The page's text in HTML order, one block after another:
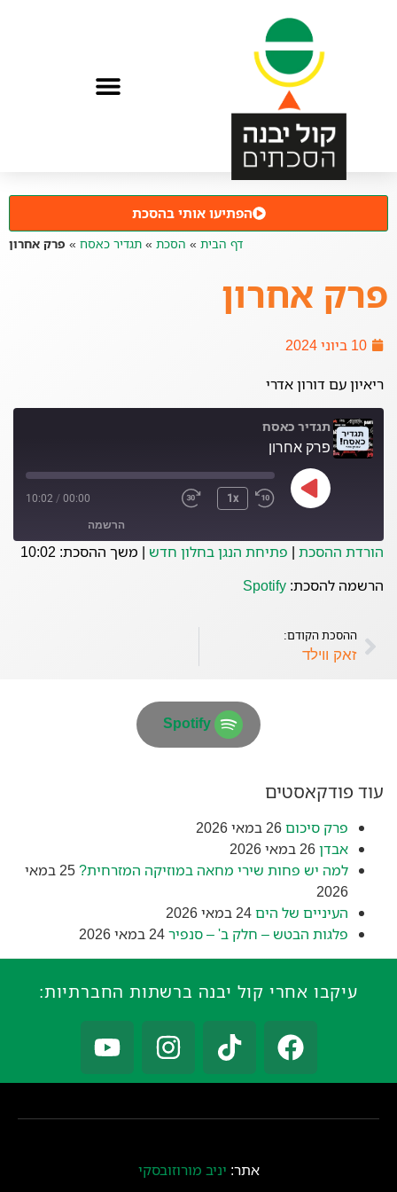
הפתיעו אותי בהסכת
דף הבית » הסכת » תגדיר כאסח » פרק אחרון
פרק אחרון
10 ביוני 2024
ריאיון עם דורון אדרי
תגדיר כאסח
פרק אחרון
1x
00:00
/
10:02
הרשמה
Spotify
הורדת ההסכת | פתיחת הנגן בחלון חדש | משך ההסכת: 10:02
הרשמה להסכת: Spotify
ההסכת הקודם:
זאק ווילד
Spotify
עוד פודקאסטים
פרק סיכום26 במאי 2026
אבדן26 במאי 2026
למה יש פחות שירי מחאה במוזיקה המזרחית?
25 במאי
2026
העיניים של הים24 במאי 2026
פלגות הבטש – חלק ב' – סנפיר24 במאי 2026
עיקבו אחרי קול יבנה ברשתות החברתיות:
אתר: יניב מורוזובסקי